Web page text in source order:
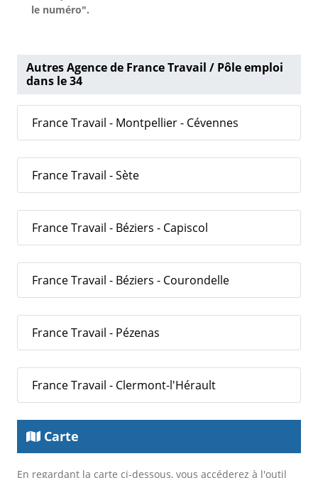
le numéro".
Autres Agence de France Travail / Pôle emploi
dans le 34
France Travail - Montpellier - Cévennes
France Travail - Sète
France Travail - Béziers - Capiscol
France Travail - Béziers - Courondelle
France Travail - Pézenas
France Travail - Clermont-l'Hérault
Carte
En regardant la carte ci-dessous, vous accéderez à l'outil